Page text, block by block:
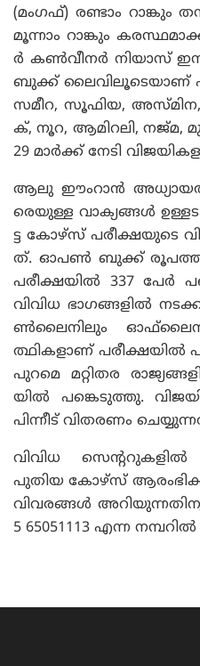
(മംഗഫ്) രണ്ടാം
മൂന്നാം റാങ്കും
ർ കൺവീനർ നിയാസ്
ബുക്ക് ലൈവിലൂടെയാണ്
സമീറ, സൂഫിയ,
ക്, നൂറ, ആമിറലി, നജ്‌മ,
29 മാർക്ക് നേടി
ആലു ഈംറാൻ
രെയുള്ള വാക്യങ്ങൾ
ട്ട കോഴ്‌സ് പരീക്ഷയുടെ
ത്. ഓപൺ ബുക്ക്
പരീക്ഷയിൽ 337 പേർ
വിവിധ ഭാഗങ്ങളിൽ
ൺലൈനിലും
ത്ഥികളാണ്
പുറമെ മറ്റിതര
യിൽ പങ്കെടുത്തു.
പിന്നീട് വിതരണം
വിവിധ
പുതിയ കോഴ്‌സ്
വിവരങ്ങൾ
5 65051113 എന്ന